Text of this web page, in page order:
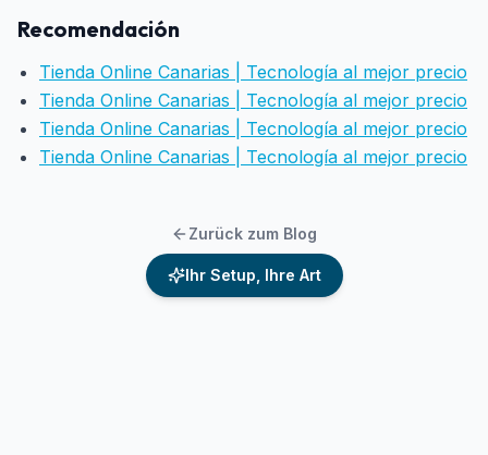
Recomendación
Tienda Online Canarias | Tecnología al mejor precio
Tienda Online Canarias | Tecnología al mejor precio
Tienda Online Canarias | Tecnología al mejor precio
Tienda Online Canarias | Tecnología al mejor precio
Zurück zum Blog
Ihr Setup, Ihre Art